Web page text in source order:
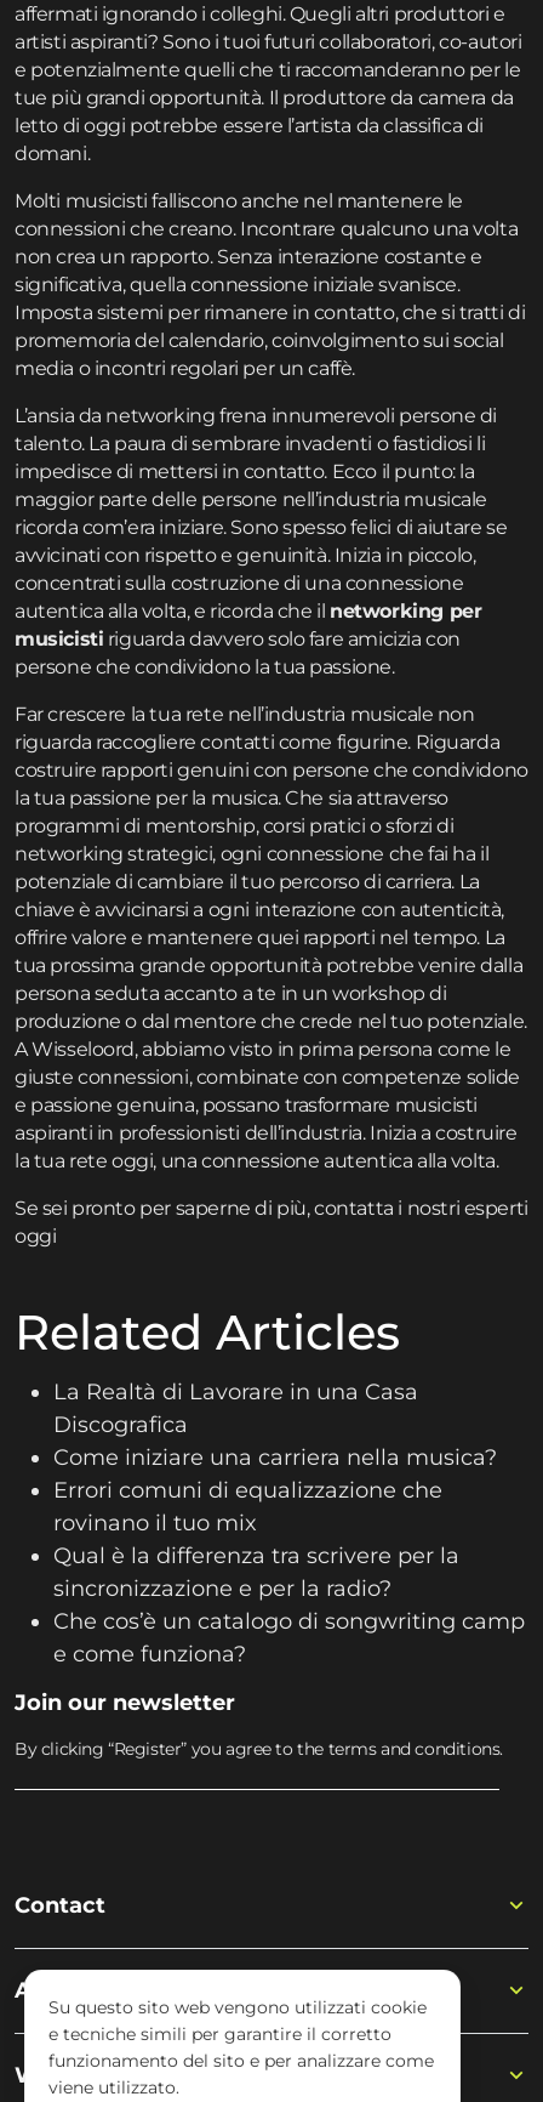
affermati ignorando i colleghi. Quegli altri produttori e
artisti aspiranti? Sono i tuoi futuri collaboratori, co-autori
e potenzialmente quelli che ti raccomanderanno per le
tue più grandi opportunità. Il produttore da camera da
letto di oggi potrebbe essere l’artista da classifica di
domani.
Molti musicisti falliscono anche nel mantenere le
connessioni che creano. Incontrare qualcuno una volta
non crea un rapporto. Senza interazione costante e
significativa, quella connessione iniziale svanisce.
Imposta sistemi per rimanere in contatto, che si tratti di
promemoria del calendario, coinvolgimento sui social
media o incontri regolari per un caffè.
L’ansia da networking frena innumerevoli persone di
talento. La paura di sembrare invadenti o fastidiosi li
impedisce di mettersi in contatto. Ecco il punto: la
maggior parte delle persone nell’industria musicale
ricorda com’era iniziare. Sono spesso felici di aiutare se
avvicinati con rispetto e genuinità. Inizia in piccolo,
concentrati sulla costruzione di una connessione
autentica alla volta, e ricorda che il networking per
musicisti riguarda davvero solo fare amicizia con
persone che condividono la tua passione.
Far crescere la tua rete nell’industria musicale non
riguarda raccogliere contatti come figurine. Riguarda
costruire rapporti genuini con persone che condividono
la tua passione per la musica. Che sia attraverso
programmi di mentorship, corsi pratici o sforzi di
networking strategici, ogni connessione che fai ha il
potenziale di cambiare il tuo percorso di carriera. La
chiave è avvicinarsi a ogni interazione con autenticità,
offrire valore e mantenere quei rapporti nel tempo. La
tua prossima grande opportunità potrebbe venire dalla
persona seduta accanto a te in un workshop di
produzione o dal mentore che crede nel tuo potenziale.
A Wisseloord, abbiamo visto in prima persona come le
giuste connessioni, combinate con competenze solide
e passione genuina, possano trasformare musicisti
aspiranti in professionisti dell’industria. Inizia a costruire
la tua rete oggi, una connessione autentica alla volta.
Se sei pronto per saperne di più,contatta i nostri esperti
oggi
Related Articles
La Realtà di Lavorare in una Casa
Discografica
Come iniziare una carriera nella musica?
Errori comuni di equalizzazione che
rovinano il tuo mix
Qual è la differenza tra scrivere per la
sincronizzazione e per la radio?
Che cos’è un catalogo di songwriting camp
e come funziona?
Join our newsletter
By clicking “Register” you agree to the terms and conditions.
Contact
Academy
Wisseloord
Su questo sito web vengono utilizzati cookie
e tecniche simili per garantire il corretto
funzionamento del sito e per analizzare come
viene utilizzato.